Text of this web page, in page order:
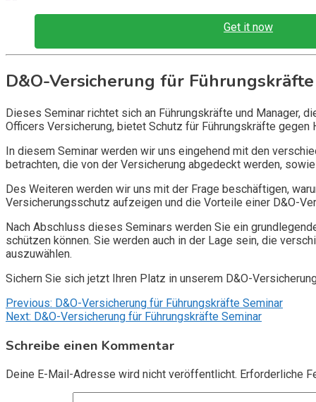
Get it now
D&O-Versicherung für
Dieses Seminar richtet sich an Führungskräfte und Manager,
Officers Versicherung, bietet Schutz für Führungskräfte
In diesem Seminar werden wir uns eingehend mit den
betrachten, die von der Versicherung abgedeckt werden,
Des Weiteren werden wir uns mit der Frage beschäftigen,
Versicherungsschutz aufzeigen und die Vorteile einer D&O-
Nach Abschluss dieses Seminars werden Sie ein
schützen können. Sie werden auch in der Lage sein, die
auszuwählen.
Sichern Sie sich jetzt Ihren Platz in unserem D&O-
Beitragsnavigation
Previous: D&O-Versicherung für Führungskräfte Seminar
Next: D&O-Versicherung für Führungskräfte Seminar
Schreibe einen Kommentar
Deine E-Mail-Adresse wird nicht veröffentlicht. Erforderliche